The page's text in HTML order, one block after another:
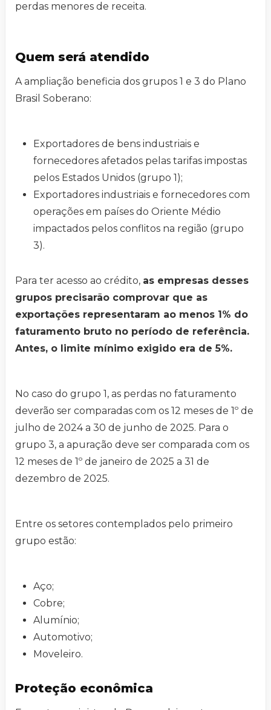
perdas menores de receita.
Quem será atendido
A ampliação beneficia dos grupos 1 e 3 do Plano
Brasil Soberano:
Exportadores de bens industriais e
fornecedores afetados pelas tarifas impostas
pelos Estados Unidos (grupo 1);
Exportadores industriais e fornecedores com
operações em países do Oriente Médio
impactados pelos conflitos na região (grupo
3).
Para ter acesso ao crédito, as empresas desses
grupos precisarão comprovar que as
exportações representaram ao menos 1% do
faturamento bruto no período de referência.
Antes, o limite mínimo exigido era de 5%.
No caso do grupo 1, as perdas no faturamento
deverão ser comparadas com os 12 meses de 1º de
julho de 2024 a 30 de junho de 2025. Para o
grupo 3, a apuração deve ser comparada com os
12 meses de 1º de janeiro de 2025 a 31 de
dezembro de 2025.
Entre os setores contemplados pelo primeiro
grupo estão:
Aço;
Cobre;
Alumínio;
Automotivo;
Moveleiro.
Proteção econômica